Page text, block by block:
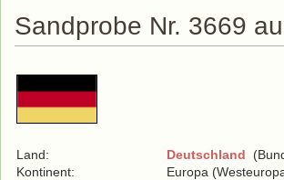
Sandprobe Nr. 3669
Land: Deutschland
Kontinent:
Europa